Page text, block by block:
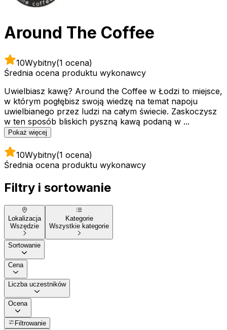
Around The Coffee
10Wybitny(1 ocena)
Średnia ocena produktu wykonawcy
Uwielbiasz kawę? Around the Coffee w Łodzi to miejsce,
w którym pogłębisz swoją wiedzę na temat napoju
uwielbianego przez ludzi na całym świecie. Zaskoczysz
w ten sposób bliskich pyszną kawą podaną w ...
Pokaż więcej
10Wybitny(1 ocena)
Średnia ocena produktu wykonawcy
Filtry i sortowanie
Lokalizacja
Wszędzie
Kategorie
Wszystkie kategorie
Sortowanie
Cena
Liczba uczestników
Ocena
Filtrowanie